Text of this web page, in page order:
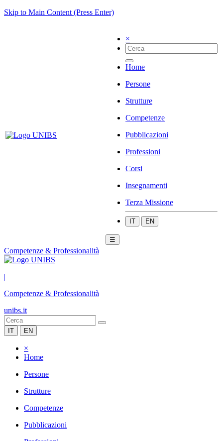
Skip to Main Content (Press Enter)
×
Home
Persone
Strutture
Competenze
Pubblicazioni
Professioni
Corsi
Insegnamenti
Terza Missione
IT EN
☰
Competenze & Professionalità
|
Competenze & Professionalità
unibs.it
IT EN
×
Home
Persone
Strutture
Competenze
Pubblicazioni